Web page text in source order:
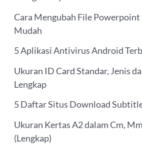
Cara Mengubah File Powerpoint
Mudah
5 Aplikasi Antivirus Android
Ukuran ID Card Standar, Jenis
Lengkap
5 Daftar Situs Download
Ukuran Kertas A2 dalam Cm,
(Lengkap)